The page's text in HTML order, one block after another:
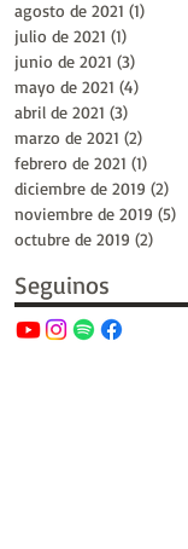
agosto de 2021 (1)
julio de 2021 (1)
junio de 2021 (3)
mayo de 2021 (4)
abril de 2021 (3)
marzo de 2021 (2)
febrero de 2021 (1)
diciembre de 2019 (2)
noviembre de 2019 (5)
octubre de 2019 (2)
Seguinos